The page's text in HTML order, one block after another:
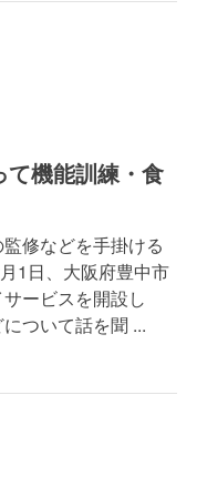
機能訓練・食
修などを手掛ける
1日、大阪府豊中市
ービスを開設し
ついて話を聞 ...